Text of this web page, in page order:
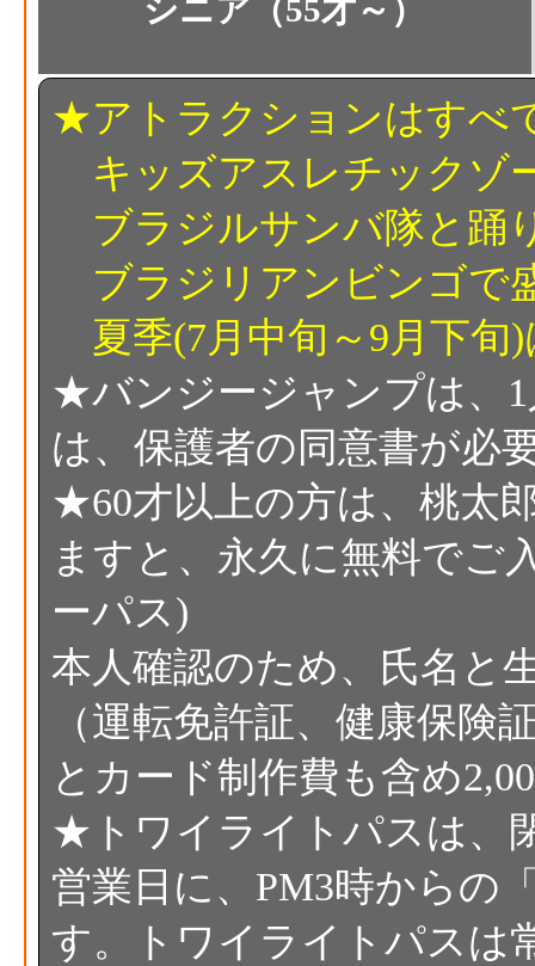
シニア（55才～）
★アトラクションはすべ
キッズアスレチックゾ
ブラジルサンバ隊と踊
ブラジリアンビンゴで
夏季(7月中旬～9月下旬
★バンジージャンプは、1
は、保護者の同意書が必
★60才以上の方は、桃太
ますと、永久に無料でご
ーパス)
本人確認のため、氏名と
（運転免許証、健康保険
とカード制作費も含め
★トワイライトパスは、
営業日に、PM3時からの
す。トワイライトパスは